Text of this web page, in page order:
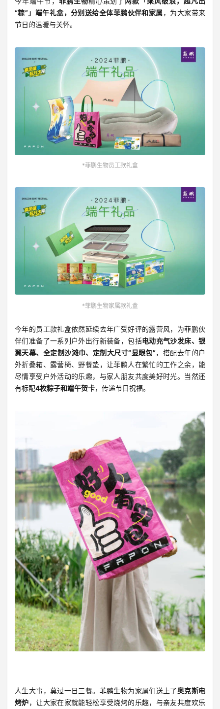
“粽”」端午礼盒，分别送给全体菲鹏伙伴和家属，为大家带来
节日的温暖与关怀。
*菲鹏生物员工款礼盒
*菲鹏生物家属款礼盒
今年的员工款礼盒依然延续去年广受好评的露营风，为菲鹏伙
伴们准备了一系列户外出行新装备，包括电动充气沙发床、银
翼天幕、全定制沙滩巾、定制大尺寸“显眼包”，搭配去年的户
外折叠箱、露营椅、野餐垫，让菲鹏人在繁忙的工作之余，能
尽情享受户外活动的乐趣，与家人朋友共度美好时光。当然还
有标配4枚粽子和端午贺卡，传递节日祝福。
人生大事，莫过一日三餐。菲鹏生物为家属们送上了奥克斯电
烤炉，让大家在家就能轻松享受烧烤的乐趣，与亲友共度欢乐